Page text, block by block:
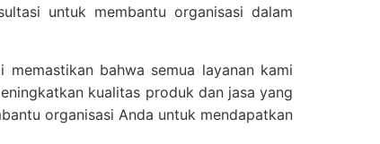
untuk membantu organisasi dalam
bahwa semua layanan kami
kualitas produk dan jasa yang
organisasi Anda untuk mendapatkan